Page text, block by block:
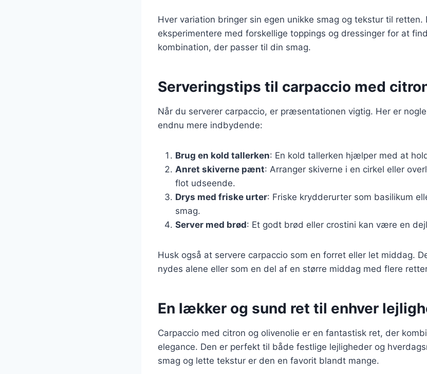
Hver variation bringer sin egen unikke smag og tekstur til retten.
eksperimentere med forskellige toppings og dressinger for at
kombination, der passer til din smag.
Serveringstips til carpaccio med
Når du serverer carpaccio, er præsentationen vigtig. Her er
endnu mere indbydende:
Brug en kold tallerken: En kold tallerken hjælper med at
Anret skiverne pænt: Arranger skiverne i en cirkel eller
flot udseende.
Drys med friske urter: Friske krydderurter som basilikum
smag.
Server med brød: Et godt brød eller crostini kan være en
Husk også at servere carpaccio som en forret eller let middag.
nydes alene eller som en del af en større middag med flere
En lækker og sund ret til enhver
Carpaccio med citron og olivenolie er en fantastisk ret, der
elegance. Den er perfekt til både festlige lejligheder og
smag og lette tekstur er den en favorit blandt mange.